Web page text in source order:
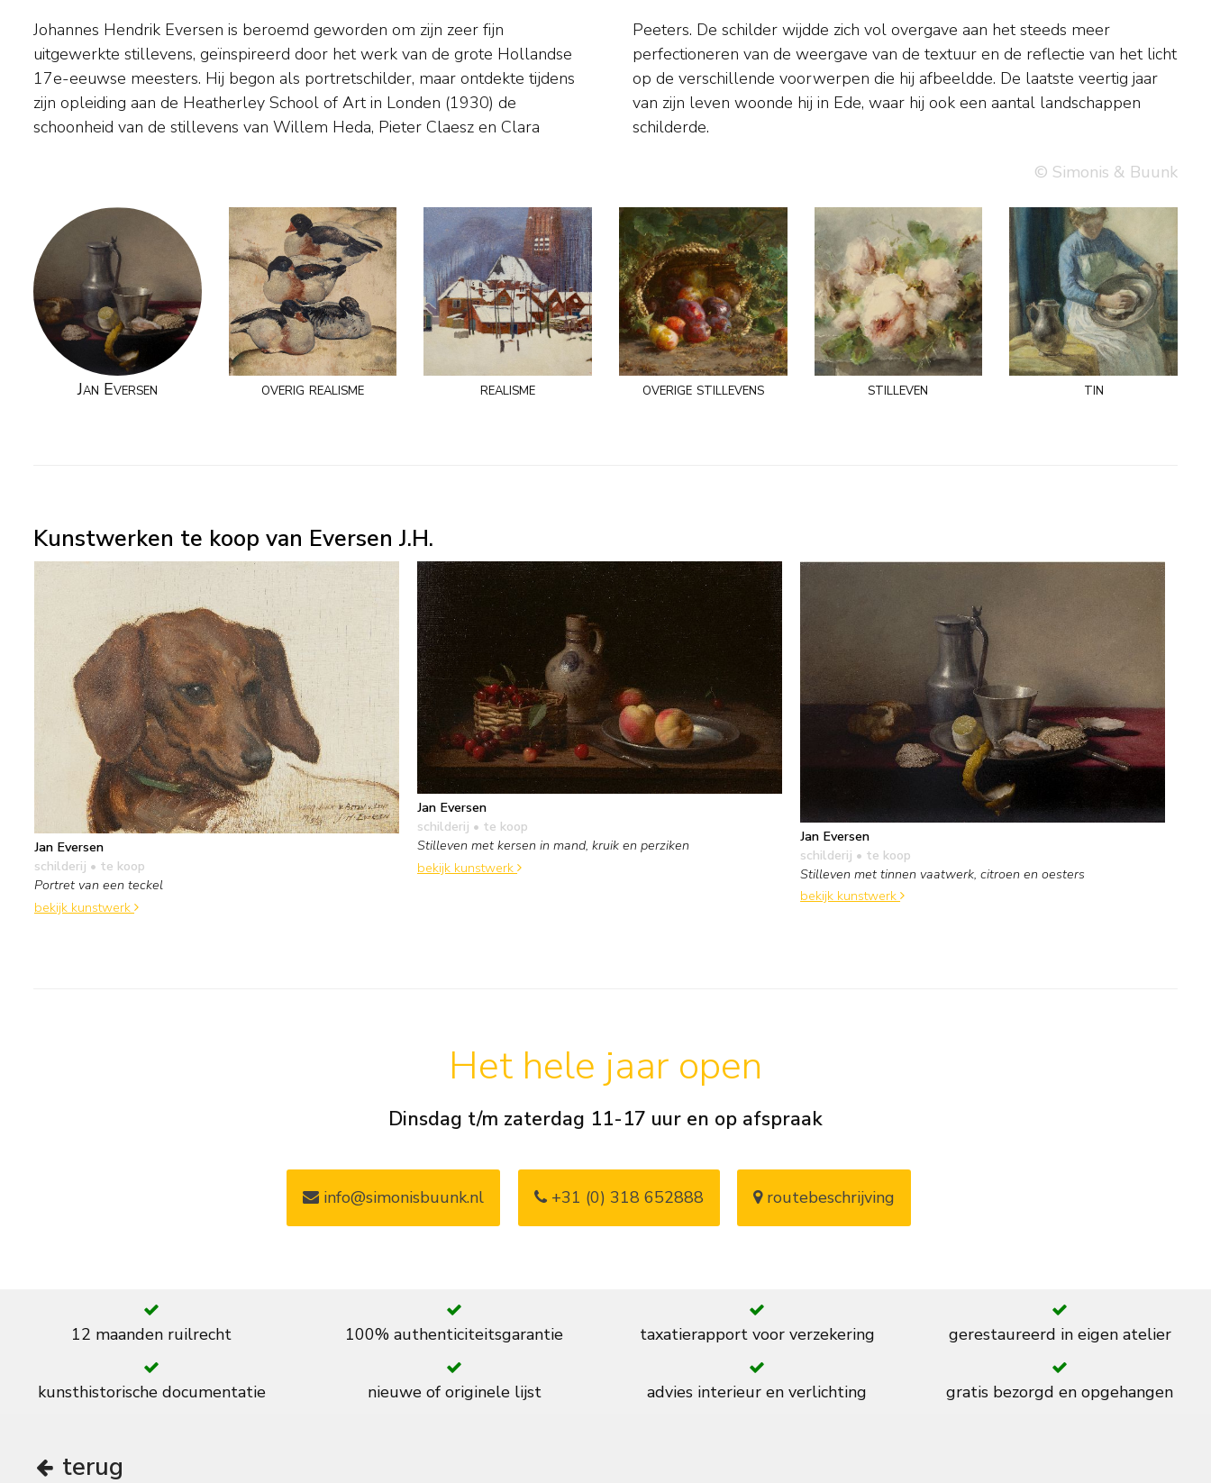
Johannes Hendrik Eversen is beroemd geworden om zijn zeer fijn
uitgewerkte stillevens, geïnspireerd door het werk van de grote Hollandse
17e-eeuwse meesters. Hij begon als portretschilder, maar ontdekte tijdens
zijn opleiding aan de Heatherley School of Art in Londen (1930) de
schoonheid van de stillevens van Willem Heda, Pieter Claesz en Clara
Peeters. De schilder wijdde zich vol overgave aan het steeds meer
perfectioneren van de weergave van de textuur en de reflectie van het licht
op de verschillende voorwerpen die hij afbeeldde. De laatste veertig jaar
van zijn leven woonde hij in Ede, waar hij ook een aantal landschappen
schilderde.
© Simonis & Buunk
Jan Eversen overig realisme realisme overige stillevens stilleven tin
Kunstwerken te koop van Eversen J.H.
Jan Eversen
schilderij • te koop
Portret van een teckel
bekijk kunstwerk
Jan Eversen
schilderij • te koop
Stilleven met kersen in mand, kruik en perziken
bekijk kunstwerk
Jan Eversen
schilderij • te koop
Stilleven met tinnen vaatwerk, citroen en oesters
bekijk kunstwerk
Het hele jaar open
Dinsdag t/m zaterdag 11-17 uur en op afspraak
info@simonisbuunk.nl +31 (0) 318 652888 routebeschrijving
12 maanden ruilrecht 100% authenticiteitsgarantie taxatierapport voor verzekering gerestaureerd in eigen atelier
kunsthistorische documentatie nieuwe of originele lijst advies interieur en verlichting gratis bezorgd en opgehangen
terug